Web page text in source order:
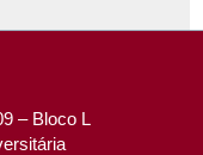
– Bloco L